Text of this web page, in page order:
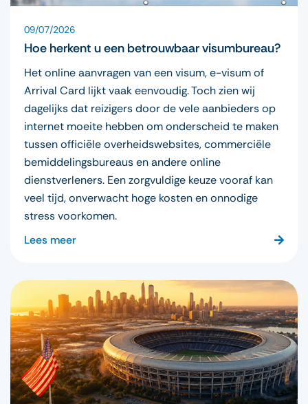
09/07/2026
Hoe herkent u een betrouwbaar visumbureau?
Het online aanvragen van een visum, e-visum of
Arrival Card lijkt vaak eenvoudig. Toch zien wij
dagelijks dat reizigers door de vele aanbieders op
internet moeite hebben om onderscheid te maken
tussen officiële overheidswebsites, commerciële
bemiddelingsbureaus en andere online
dienstverleners. Een zorgvuldige keuze vooraf kan
veel tijd, onverwacht hoge kosten en onnodige
stress voorkomen.
Lees meer